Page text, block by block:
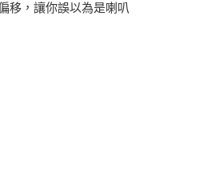
移，讓你誤以為是喇叭